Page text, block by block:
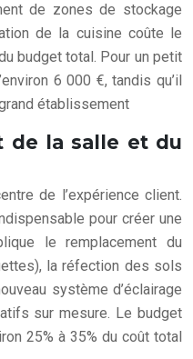
de zones de stockage
de la cuisine coûte le
budget total. Pour un petit
6 000 €, tandis qu’il
établissement
de la salle et du
de l’expérience client.
pour créer une
le remplacement du
la réfection des sols
système d’éclairage
sur mesure. Le budget
25% à 35% du coût total